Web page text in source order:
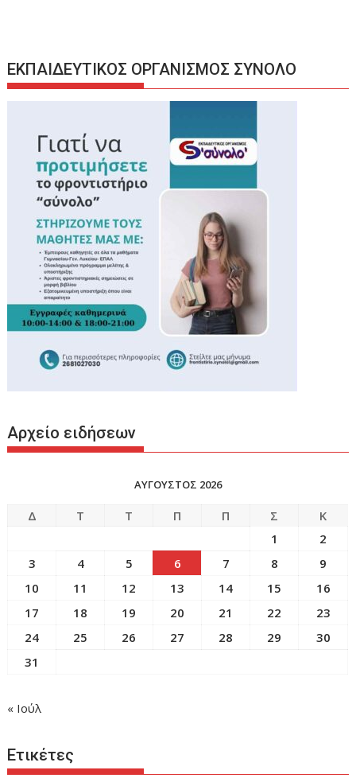
ΕΚΠΑΙΔΕΥΤΙΚΟΣ ΟΡΓΑΝΙΣΜΟΣ ΣΥΝΟΛΟ
Αρχείο ειδήσεων
ΑΥΓΟΥΣΤΟΣ 2026
Δ Τ Τ Π Π Σ
Κ
1
2
3
4 5 6 7 8
9
10
11 12 13 14 15
16
17
18 19 20 21 22
23
24
25 26 27 28 29
30
31
« Ιούλ
Ετικέτες